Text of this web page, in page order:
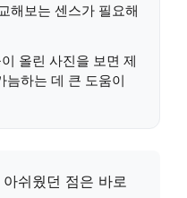
해보는 센스가 필요해
올린 사진을 보면 제
늠하는 데 큰 도움이
쉬웠던 점은 바로